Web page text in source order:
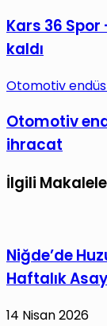
Kars 36
kaldı
Otomotiv
Otomotiv
ihracat
İlgili
Niğde’de
Haftalık
14 Nisan 2026